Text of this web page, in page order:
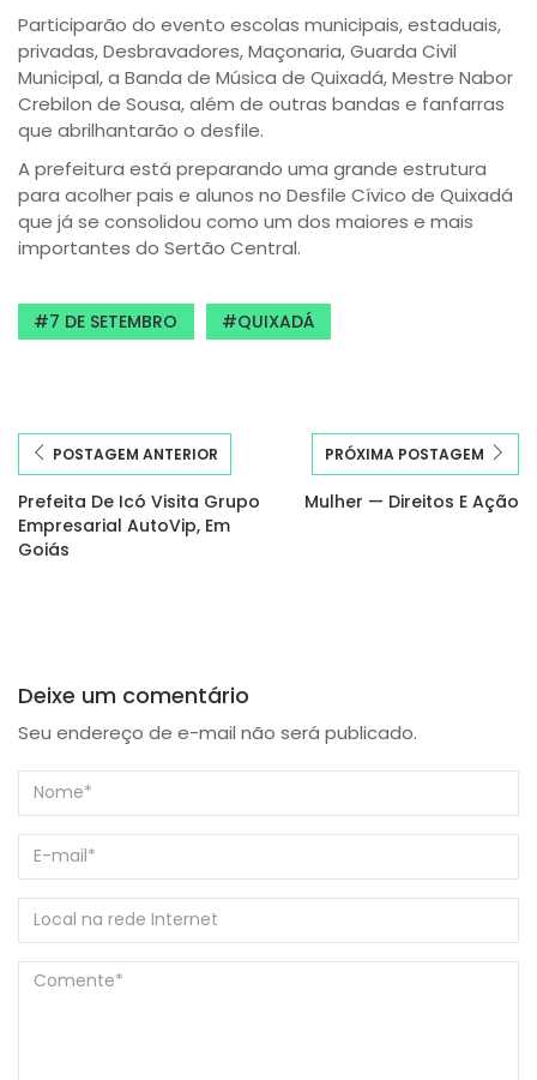
Participarão do evento escolas municipais, estaduais,
privadas, Desbravadores, Maçonaria, Guarda Civil
Municipal, a Banda de Música de Quixadá, Mestre Nabor
Crebilon de Sousa, além de outras bandas e fanfarras
que abrilhantarão o desfile.
A prefeitura está preparando uma grande estrutura
para acolher pais e alunos no Desfile Cívico de Quixadá
que já se consolidou como um dos maiores e mais
importantes do Sertão Central.
7 DE SETEMBRO QUIXADÁ
POSTAGEM ANTERIOR
Prefeita De Icó Visita Grupo
Empresarial AutoVip, Em
Goiás
PRÓXIMA POSTAGEM
Mulher — Direitos E Ação
Deixe um comentário
Seu endereço de e-mail não será publicado.